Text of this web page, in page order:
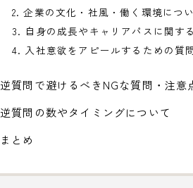
2. 企業の文化・社風・働く環境につ
3. 自身の成長やキャリアパスに関す
4. 入社意欲をアピールするための質問
逆質問で避けるべきNGな質問・注意
逆質問の数やタイミングについて
まとめ